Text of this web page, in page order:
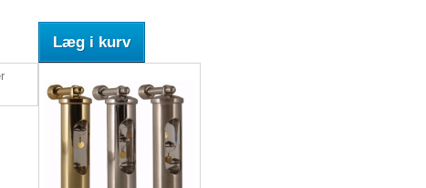
Læg i kurv